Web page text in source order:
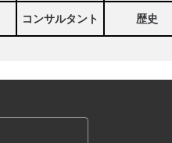
コンサルタント 歴史